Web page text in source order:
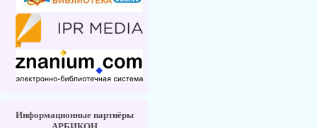
Информационные партнёры